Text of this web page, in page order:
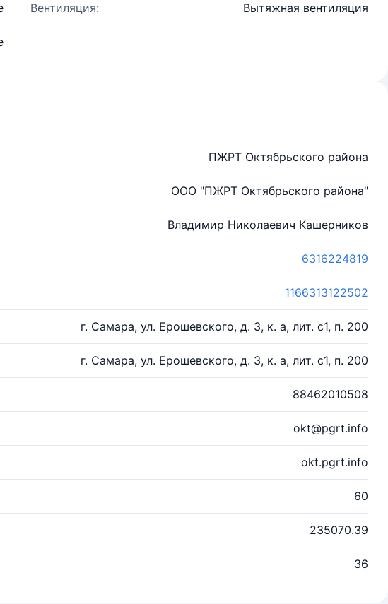
Вентиляция: Вытяжная вентиляция
ПЖРТ Октябрьского района
ООО "ПЖРТ Октябрьского района"
Владимир Николаевич Кашерников
6316224819
1166313122502
г. Самара, ул. Ерошевского, д. 3, к. а, лит. с1, п. 200
г. Самара, ул. Ерошевского, д. 3, к. а, лит. с1, п. 200
88462010508
okt@pgrt.info
okt.pgrt.info
60
235070.39
36